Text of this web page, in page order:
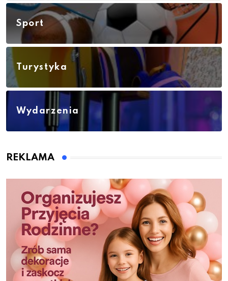
Sport
Turystyka
Wydarzenia
REKLAMA